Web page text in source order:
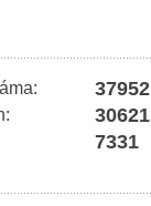
37952
30621
7331